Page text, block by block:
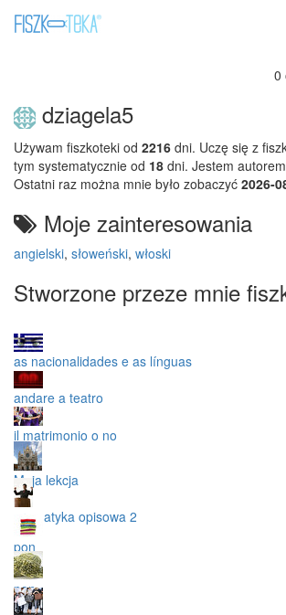
0
dziagela5
Używam fiszkoteki od 2216 dni. Uczę się z
tym systematycznie od 18 dni. Jestem autorem
Ostatni raz można mnie było zobaczyć 2026-
Moje zainteresowania
angielski, słoweński, włoski
Stworzone przeze mnie
as nacionalidades e as línguas
andare a teatro
il matrimonio o no
Moja lekcja
gramatyka opisowa 2
pon
pon